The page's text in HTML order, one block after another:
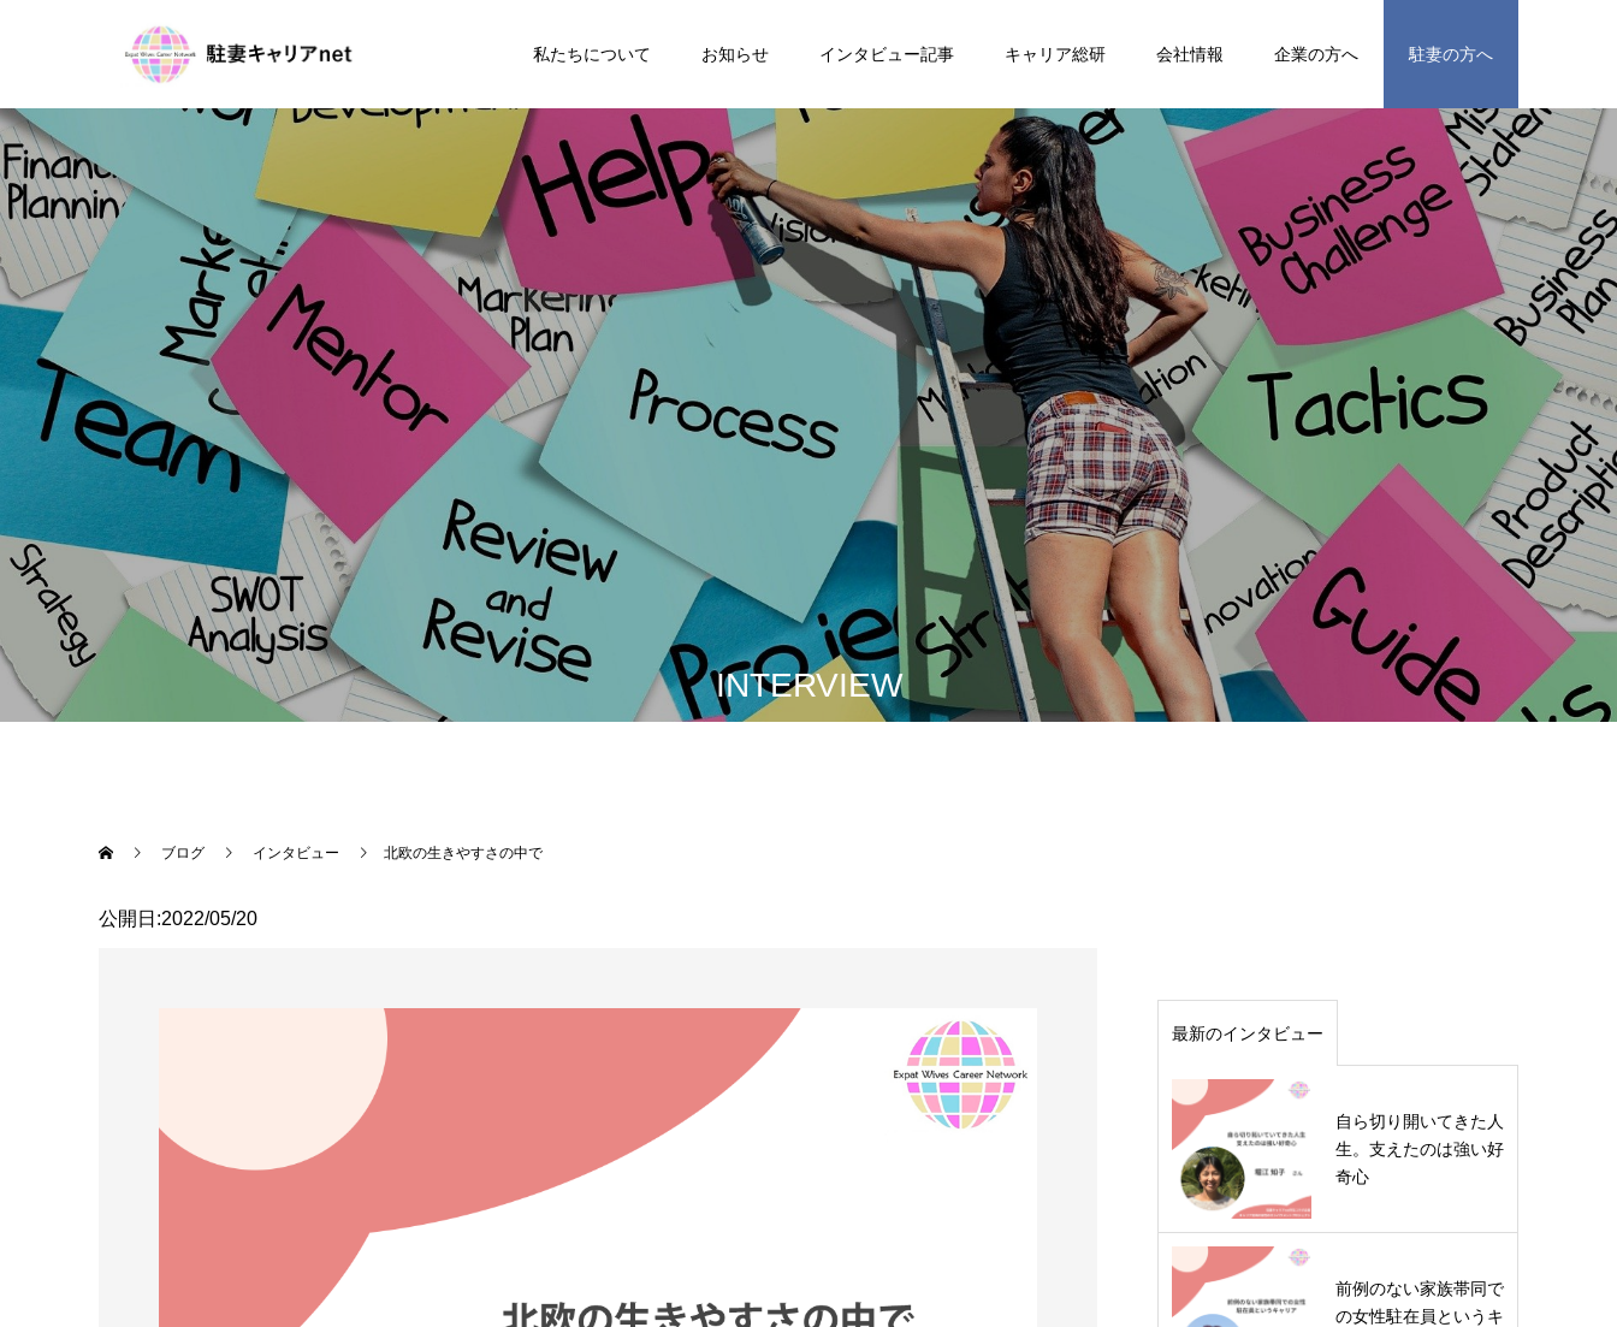
私たちについて お知らせ インタビュー記事 キャリア総研 会社情報 企業の方へ 駐妻の方へ
INTERVIEW
ブログ インタビュー 北欧の生きやすさの中で
公開日:2022/05/20
最新のインタビュー
自ら切り開いてきた人
生。支えたのは強い好
奇心
前例のない家族帯同で
の女性駐在員というキ